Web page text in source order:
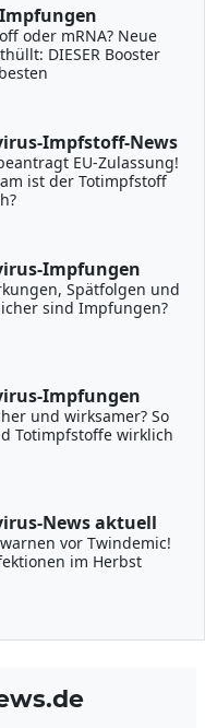
oder mRNA? Neue
DIESER Booster
Impfstoff-News
EU-Zulassung!
ist der Totimpfstoff
Impfungen
Spätfolgen und
sind Impfungen?
Impfungen
und wirksamer? So
Totimpfstoffe wirklich
News aktuell
vor Twindemic!
im Herbst